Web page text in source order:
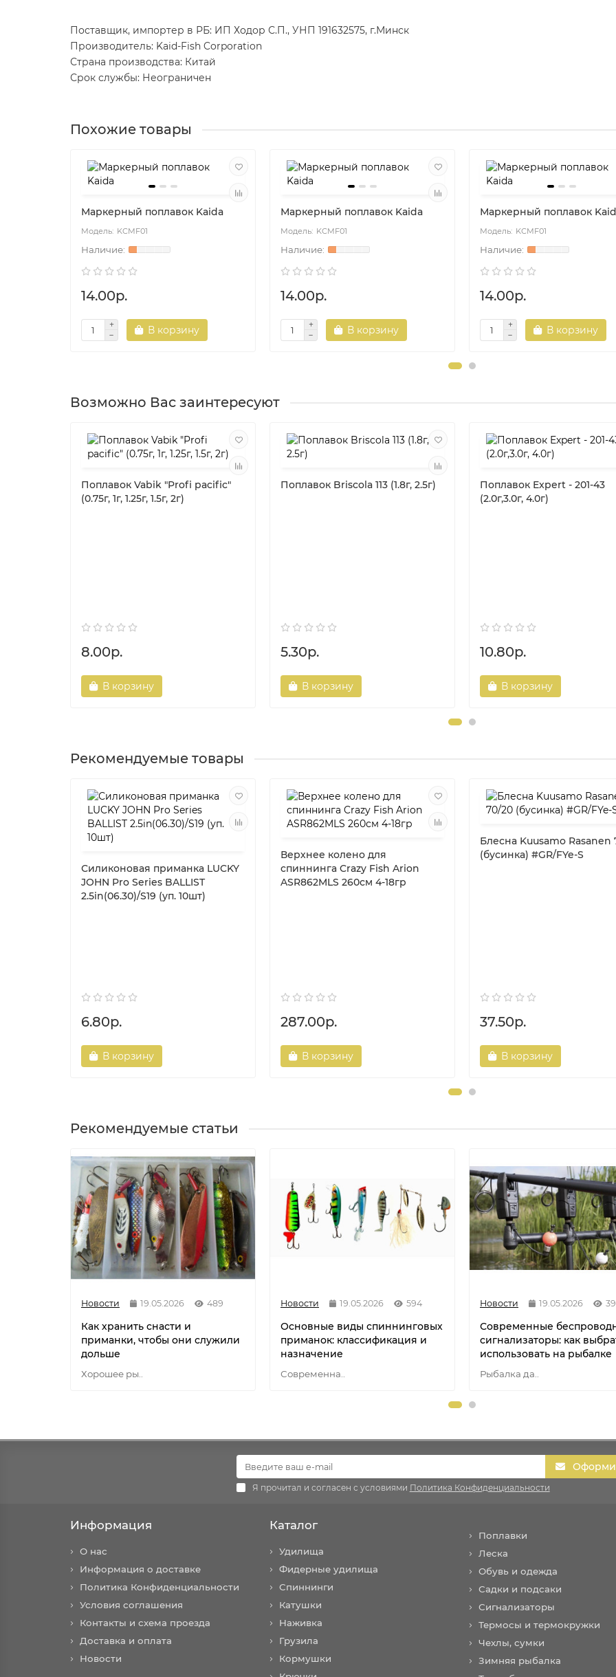
Поставщик, импортер в РБ: ИП Ходор С.П., УНП 191632575, г.Минск
Производитель: Kaid-Fish Corporation
Страна производства: Китай
Срок службы: Неограничен
Похожие товары
Маркерный поплавок Kaida
KCMF01
14.00р.
В корзину
Маркерный поплавок Kaida
KCMF01
14.00р.
В корзину
Маркерный поплавок
KCMF01
14.00р.
В корзину
Возможно Вас заинтересуют
Поплавок Vabik "Profi pacific"
(0.75г, 1г, 1.25г, 1.5г, 2г)
8.00р.
В корзину
Поплавок Briscola 113 (1.8г, 2.5г)
5.30р.
В корзину
Поплавок Expert - 201-43
(2.0г,3.0г, 4.0г)
10.80р.
В корзину
Рекомендуемые товары
Силиконовая приманка LUCKY
JOHN Pro Series BALLIST
2.5in(06.30)/S19 (уп. 10шт)
6.80р.
В корзину
Верхнее колено для
спиннинга Crazy Fish Arion
ASR862MLS 260см 4-18гр
287.00р.
В корзину
Блесна Kuusamo Rasanen
(бусинка) #GR/FYe-S
37.50р.
В корзину
Рекомендуемые статьи
Новости 19.05.2026 489
Как хранить снасти и
приманки, чтобы они служили
дольше
Хорошее ры..
Новости 19.05.2026 594
Основные виды спиннинговых
приманок: классификация и
назначение
Современна..
Новости 19.05.2026
Современные
сигнализаторы: как
использовать на рыбалке
Рыбалка да..
Я прочитал и согласен с условиями Политика Конфиденциальности
Информация
О нас
Информация о доставке
Политика Конфиденциальности
Условия соглашения
Контакты и схема проезда
Доставка и оплата
Новости
Каталог
Удилища
Фидерные удилища
Спиннинги
Катушки
Наживка
Грузила
Кормушки
Поплавки
Леска
Обувь и одежда
Садки и подсаки
Сигнализаторы
Термосы и термокружки
Чехлы, сумки
Зимняя рыбалка